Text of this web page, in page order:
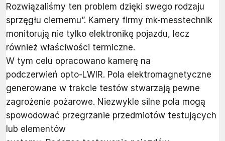
Rozwiązaliśmy ten problem dzięki swego rodzaju
sprzęgłu ciernemu”. Kamery firmy mk-messtechnik
monitorują nie tylko elektronikę pojazdu, lecz
również właściwości termiczne.
W tym celu opracowano kamerę na
podczerwień opto-LWIR. Pola elektromagnetyczne
generowane w trakcie testów stwarzają pewne
zagrożenie pożarowe. Niezwykle silne pola mogą
spowodować przegrzanie przedmiotów testujących
lub elementów